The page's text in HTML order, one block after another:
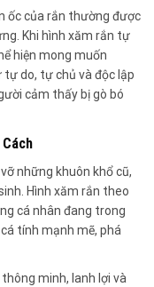
ốc của rắn thường được
Khi hình xăm rắn tự
hiện mong muốn
do, tự chủ và độc lập
cảm thấy bị gò bó
những khuôn khổ cũ,
Hình xăm rắn theo
cá nhân đang trong
tính mạnh mẽ, phá
minh, lanh lợi và